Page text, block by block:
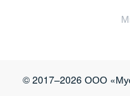
© 2017–2026 ООО